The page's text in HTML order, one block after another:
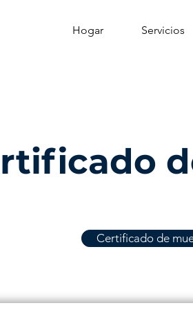
Hogar Servicios
Certificado de